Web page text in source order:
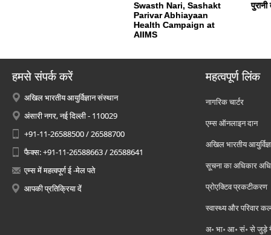
Swasth Nari, Sashakt
Parivar Abhiayaan
Health Campaign at
AIIMS
पुरानी
हमसे संपर्क करें
अखिल भारतीय आयुर्विज्ञान संस्थान
अंसारी नगर, नई दिल्ली - 110029
+91-11-26588500 / 26588700
फैक्स: +91-11-26588663 / 26588641
एम्स में महत्वपूर्ण ई -मेल पते
आपकी प्रतिक्रिया दें
महत्वपूर्ण लिंक
नागरिक चार्टर
एम्स ऑनलाइन दान
अखिल भारतीय
सूचना का अधिकार
प्रोएक्टिव प्रकटीकरण
स्वास्थ्य और परिवार
अ॰ भा॰ आ॰ सं॰ से जुड़े